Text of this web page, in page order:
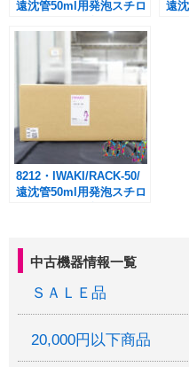
中古機器情報一覧
ＳＡＬＥ品
20,000円以下商品
遠沈管50ml用発泡スチロ
遠
8212・IWAKI/RACK-50/
遠沈管50ml用発泡スチロ